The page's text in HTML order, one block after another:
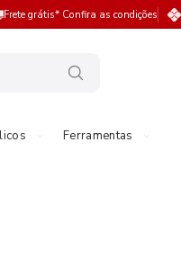
Frete grátis* Confira as condições
Ferramentas